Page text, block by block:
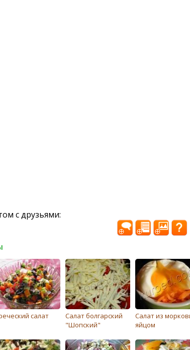
с друзьями:
салат
Салат болгарский
"Шопский"
Салат из
яйцом